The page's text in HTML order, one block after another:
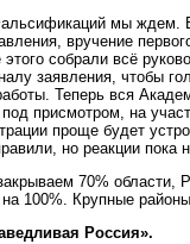
мы ждем.
вручение
собрали всё
заявления, чтобы
Теперь вся
присмотром, на
проще будет
но реакции пока
70% области,
100%. Крупные
Россия».